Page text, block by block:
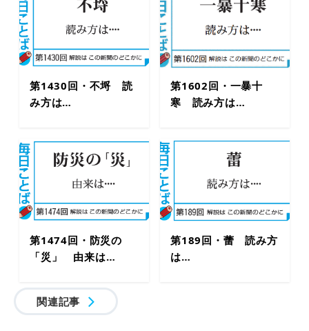
第1430回・不埒 読
み方は…
第1602回・一暴十
寒 読み方は…
第1474回・防災の
「災」 由来は…
第189回・蕾 読み方
は…
関連記事